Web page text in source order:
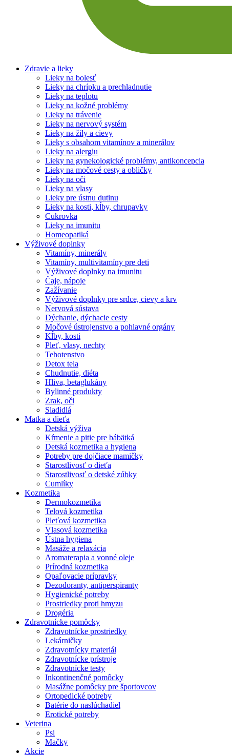
Zdravie a lieky
Lieky na bolesť
Lieky na chrípku a prechladnutie
Lieky na teplotu
Lieky na kožné problémy
Lieky na trávenie
Lieky na nervový systém
Lieky na žily a cievy
Lieky s obsahom vitamínov a minerálov
Lieky na alergiu
Lieky na gynekologické problémy, antikoncepcia
Lieky na močové cesty a obličky
Lieky na oči
Lieky na vlasy
Lieky pre ústnu dutinu
Lieky na kosti, kĺby, chrupavky
Cukrovka
Lieky na imunitu
Homeopatiká
Výživové doplnky
Vitamíny, minerály
Vitamíny, multivitamíny pre deti
Výživové doplnky na imunitu
Čaje, nápoje
Zažívanie
Výživové doplnky pre srdce, cievy a krv
Nervová sústava
Dýchanie, dýchacie cesty
Močové ústrojenstvo a pohlavné orgány
Kĺby, kosti
Pleť, vlasy, nechty
Tehotenstvo
Detox tela
Chudnutie, diéta
Hliva, betaglukány
Bylinné produkty
Zrak, oči
Sladidlá
Matka a dieťa
Detská výživa
Kŕmenie a pitie pre bábätká
Detská kozmetika a hygiena
Potreby pre dojčiace mamičky
Starostlivosť o dieťa
Starostlivosť o detské zúbky
Cumlíky
Kozmetika
Dermokozmetika
Telová kozmetika
Pleťová kozmetika
Vlasová kozmetika
Ústna hygiena
Masáže a relaxácia
Aromaterapia a vonné oleje
Prírodná kozmetika
Opaľovacie prípravky
Dezodoranty, antiperspiranty
Hygienické potreby
Prostriedky proti hmyzu
Drogéria
Zdravotnícke pomôcky
Zdravotnícke prostriedky
Lekárničky
Zdravotnícky materiál
Zdravotnícke prístroje
Zdravotnícke testy
Inkontinenčné pomôcky
Masážne pomôcky pre športovcov
Ortopedické potreby
Batérie do naslúchadiel
Erotické potreby
Veterina
Psi
Mačky
Akcie